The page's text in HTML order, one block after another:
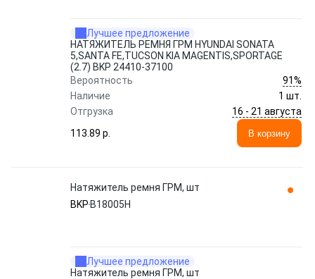
Лучшее предложение
НАТЯЖИТЕЛЬ РЕМНЯ ГРМ HYUNDAI SONATA
5,SANTA FE,TUCSON KIA MAGENTIS,SPORTAGE
(2.7) BKP 24410-37100
Вероятность
91%
Наличие
1 шт.
Отгрузка
16 - 21 августа
113.89 p.
В корзину
Натяжитель ремня ГРМ, шт
BKP B18005H
Лучшее предложение
Натяжитель ремня ГРМ, шт